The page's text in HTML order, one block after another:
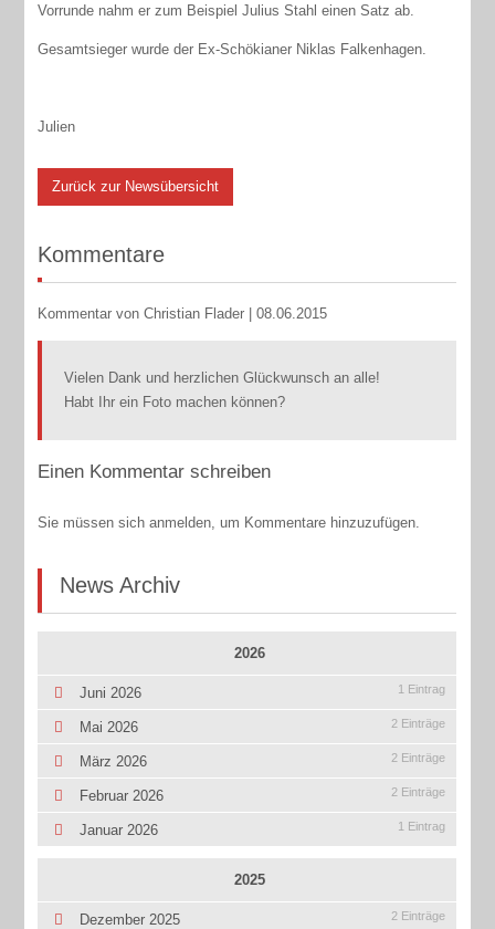
Vorrunde nahm er zum Beispiel Julius Stahl einen Satz ab.
Gesamtsieger wurde der Ex-Schökianer Niklas Falkenhagen.
Julien
Zurück zur Newsübersicht
Kommentare
Kommentar von Christian Flader |08.06.2015
Vielen Dank und herzlichen Glückwunsch an alle!
Habt Ihr ein Foto machen können?
Einen Kommentar schreiben
Sie müssen sich anmelden, um Kommentare hinzuzufügen.
News Archiv
2026
Juni 2026 1 Eintrag
Mai 2026 2 Einträge
März 2026 2 Einträge
Februar 2026 2 Einträge
Januar 2026 1 Eintrag
2025
Dezember 2025 2 Einträge